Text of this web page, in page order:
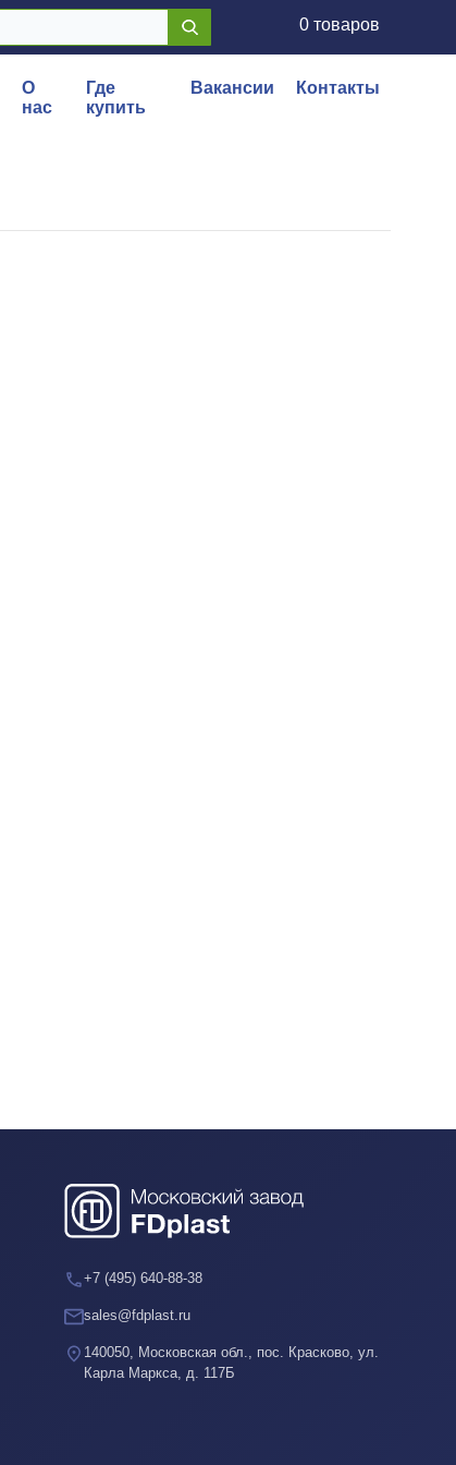
0 товаров
О
нас
Где
купить
Вакансии Контакты
+7 (495) 640-88-38
sales@fdplast.ru
140050, Московская обл., пос. Красково, ул.
Карла Маркса, д. 117Б